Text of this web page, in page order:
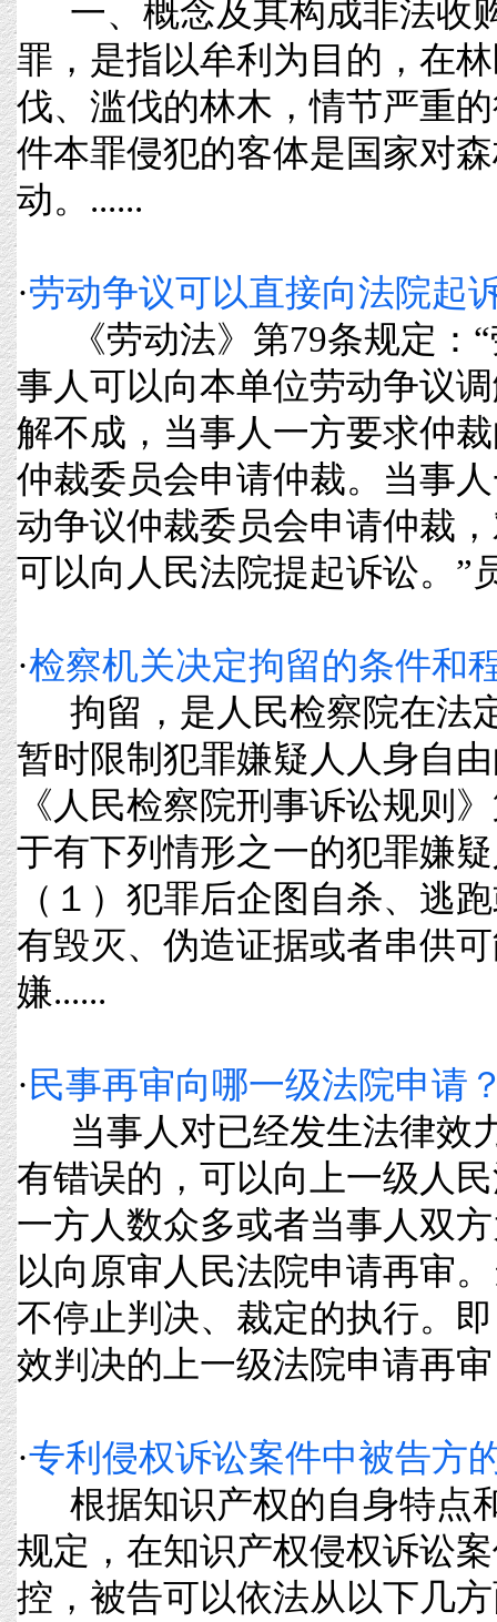
一、概念及其构成非法收
罪，是指以牟利为目的，在
伐、滥伐的林木，情节严重
件本罪侵犯的客体是国家对
动。......
·劳动争议可以直接向法院起
《劳动法》第79条规定：“
事人可以向本单位劳动争议
解不成，当事人一方要求仲
仲裁委员会申请仲裁。当事
动争议仲裁委员会申请仲裁
可以向人民法院提起诉讼。”
·检察机关决定拘留的条件和
拘留，是人民检察院在法
暂时限制犯罪嫌疑人人身自
《人民检察院刑事诉讼规则
于有下列情形之一的犯罪嫌
（１）犯罪后企图自杀、逃
有毁灭、伪造证据或者串供
嫌......
· 民事再审向哪一级法院申请
当事人对已经发生法律效
有错误的，可以向上一级人
一方人数众多或者当事人双
以向原审人民法院申请再审
不停止判决、裁定的执行。
效判决的上一级法院申请再
·专利侵权诉讼案件中被告方
根据知识产权的自身特点
规定，在知识产权侵权诉讼
控，被告可以依法从以下几